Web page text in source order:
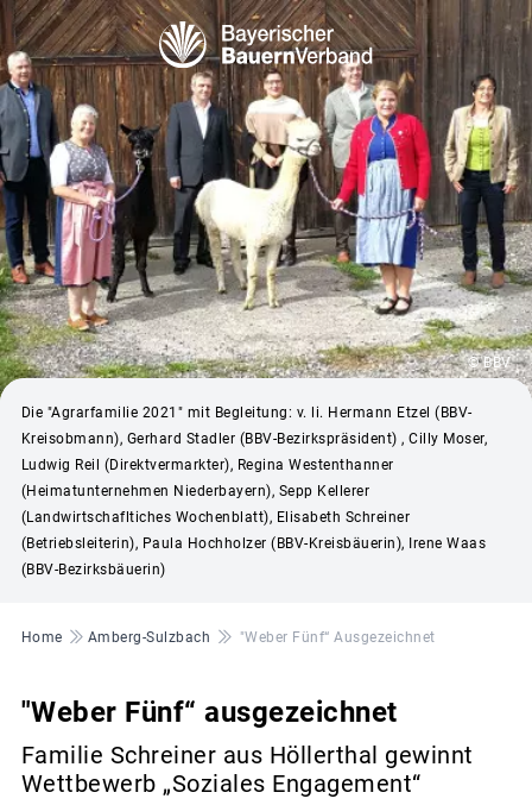
© BBV
Die "Agrarfamilie 2021" mit Begleitung: v. li. Hermann Etzel (BBV-
Kreisobmann), Gerhard Stadler (BBV-Bezirkspräsident) , Cilly Moser,
Ludwig Reil (Direktvermarkter), Regina Westenthanner
(Heimatunternehmen Niederbayern), Sepp Kellerer
(Landwirtschafltiches Wochenblatt), Elisabeth Schreiner
(Betriebsleiterin), Paula Hochholzer (BBV-Kreisbäuerin), Irene Waas
(BBV-Bezirksbäuerin)
Pfadnavigation
Home Amberg-Sulzbach "Weber Fünf“ Ausgezeichnet
"Weber Fünf“ ausgezeichnet
Familie Schreiner aus Höllerthal gewinnt
Wettbewerb „Soziales Engagement“